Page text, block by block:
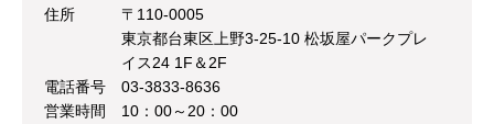
住所
〒110-0005
東京都台東区上野3-25-10 松坂屋パークプレ
イス24 1F＆2F
電話番号
03-3833-8636
営業時間
10：00～20：00